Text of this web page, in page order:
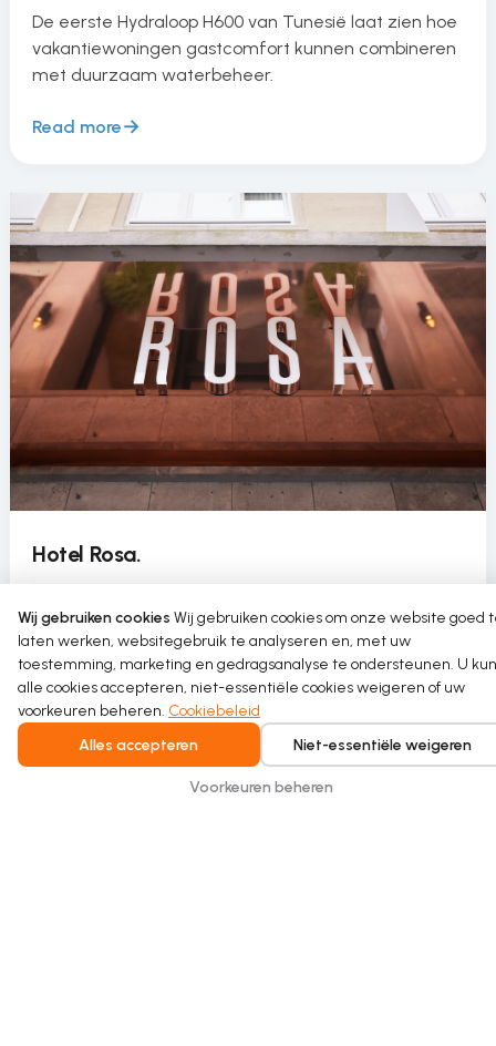
De eerste Hydraloop H600 van Tunesië laat zien hoe
vakantiewoningen gastcomfort kunnen combineren
met duurzaam waterbeheer.
Read more
Hotel Rosa.
unit Hydraloop Cascade en vermindert zo het
gebruik van drinkwater zonder het comfort van
gasten te beïnvloeden.
Read more
Wij gebruiken cookies Wij gebruiken cookies om onze website goed
laten werken, websitegebruik te analyseren en, met uw
toestemming, marketing en gedragsanalyse te ondersteunen. U
alle cookies accepteren, niet-essentiële cookies weigeren of uw
voorkeuren beheren. Cookiebeleid
Alles accepteren
Niet-essentiële weigeren
Voorkeuren beheren